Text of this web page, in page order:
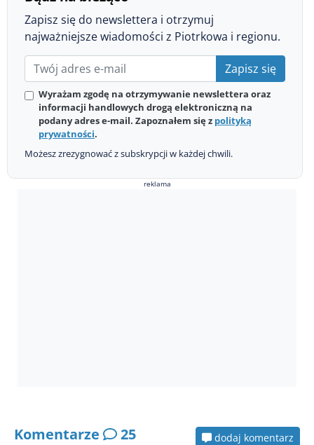
Zapisz się do newslettera i otrzymuj
najważniejsze wiadomości z Piotrkowa i regionu.
Zapisz się
Wyrażam zgodę na otrzymywanie newslettera oraz
informacji handlowych drogą elektroniczną na
podany adres e-mail. Zapoznałem się z polityką
prywatności.
Możesz zrezygnować z subskrypcji w każdej chwili.
reklama
Komentarze 25 dodaj komentarz